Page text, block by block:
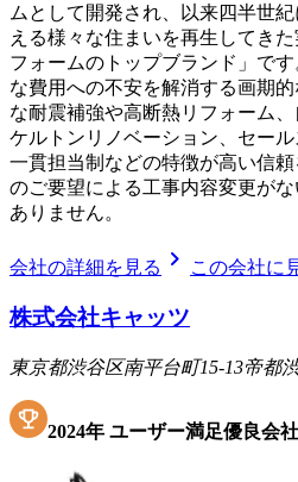
ムとして開発され、以来四半世
える様々な住まいを再生してき
フォームのトップブランド」で
な費用への不安を解消する画期
な耐震補強や高断熱リフォーム
ケルトンリノベーション、セー
一貫担当制などの特徴が高い信
のご要望による工事内容変更が
ありません。
会社の詳細を見る chevron_right この会社に
株式会社キャッツ
東京都渋谷区南平台町15-13帝都
2024年 ユーザー満足優良会社